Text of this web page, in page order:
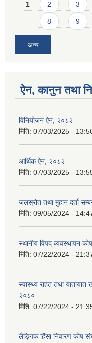
Pages
1 2 3
8 9
अन्य
ऐन, कानुन तथा
विनियोजन ऐन, २०८२
मिति: 07/03/2025 -
आर्थिक ऐन, २०८२
मिति: 07/03/2025 -
जलस्रोत तथा मुहान दर्ता
मिति: 09/05/2024 -
स्थानीय विपद् व्यवस्थापन
मिति: 07/22/2024 -
स्वास्थ्य राहत तथा यातायात
२०८०
मिति: 07/22/2024 -
लैङ्गिक हिंसा निवारण कोष